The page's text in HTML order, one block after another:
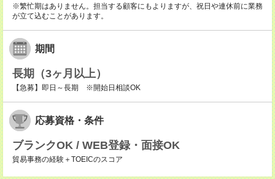
※繁忙期はありません。担当する顧客にもよりますが、祝日や連休前に業務
が立て込むことがあります。
期間
長期（3ヶ月以上）
【急募】即日～長期 ※開始日相談OK
応募資格・条件
ブランクOK / WEB登録・面接OK
貿易事務の経験＋TOEICのスコア